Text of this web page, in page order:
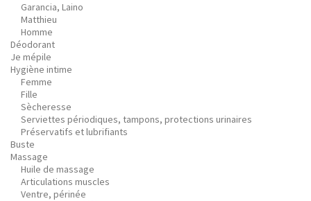
Garancia, Laino
Matthieu
Homme
Déodorant
Je mépile
Hygiène intime
Femme
Fille
Sècheresse
Serviettes périodiques, tampons, protections urinaires
Préservatifs et lubrifiants
Buste
Massage
Huile de massage
Articulations muscles
Ventre, périnée